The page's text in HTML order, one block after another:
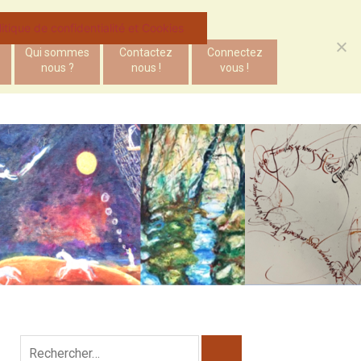
Qui sommes
nous ?
Contactez
nous !
Connectez
vous !
de confidentialité et Cookies